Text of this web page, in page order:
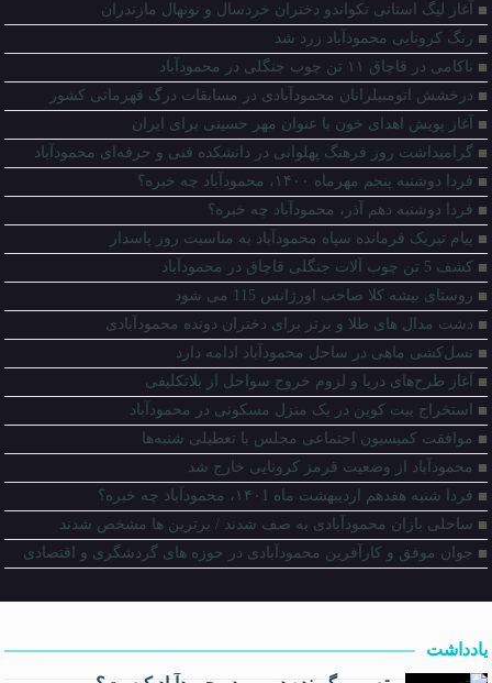
آغاز لیگ استانی تکواندو دختران خردسال و نونهال مازندران
رنگ کرونایی محمودآباد زرد شد
ناكامی در قاچاق ۱۱ تن چوب جنگلی در محمودآباد
درخشش اتومبیلرانان محمودآبادی در مسابقات درگ قهرمانی کشور
آغاز پویش اهدای خون با عنوان مهر حسینی برای ایران
گرامیداشت روز فرهنگ پهلوانی در دانشکده فنی و حرفه‌ای محمودآباد
فردا دوشنبه پنجم مهرماه ۱۴۰۰، محمودآباد چه خبره؟
فردا دوشنبه دهم آذر، محمودآباد چه خبره؟
پیام تبریک فرمانده سپاه محمودآباد به مناسبت روز پاسدار
کشف 5 تن چوب آلات جنگلی قاچاق در محمودآباد
روستای بیشه کلا صاحب اورژانس 115 می شود
دشت مدال های طلا و برنز برای دختران دونده محمودآبادی
نسل‌کشی ماهی در ساحل محمودآباد ادامه دارد
آغاز طرح‌های دریا و لزوم خروج سواحل از بلاتکلیفی
استخراج بیت کوین در یک منزل مسکونی در محمودآباد
موافقت کمیسیون اجتماعی مجلس با تعطیلی شنبه‌ها
محمودآباد از وضعیت قرمز کرونایی خارج شد
فردا شنبه هفدهم اردیبهشت ماه ۱۴۰1، محمودآباد چه خبره؟
ساحلی بازان محمودآبادی به صف شدند / برترین ها مشخص شدند
جوان موفق و کارآفرین محمودآبادی در حوزه های گردشگری و اقتصادی
یادداشت